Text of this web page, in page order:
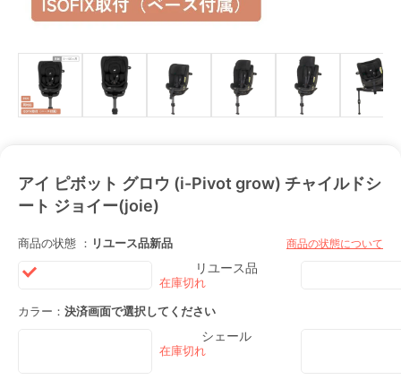
アイ ピボット グロウ (i-Pivot grow) チャイルドシ
ート ジョイー(joie)
商品の状態 ： リユース品新品 商品の状態について
リユース品
カラー： 決済画面で選択してください
シェール